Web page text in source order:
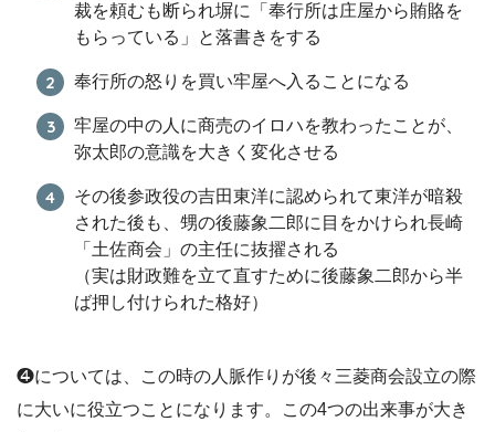
裁を頼むも断られ塀に「奉行所は庄屋から賄賂を
もらっている」と落書きをする
奉行所の怒りを買い牢屋へ入ることになる
牢屋の中の人に商売のイロハを教わったことが、
弥太郎の意識を大きく変化させる
その後参政役の吉田東洋に認められて東洋が暗殺
された後も、甥の後藤象二郎に目をかけられ長崎
「土佐商会」の主任に抜擢される
（実は財政難を立て直すために後藤象二郎から半
ば押し付けられた格好）
❹については、この時の人脈作りが後々三菱商会設立の際
に大いに役立つことになります。この4つの出来事が大き